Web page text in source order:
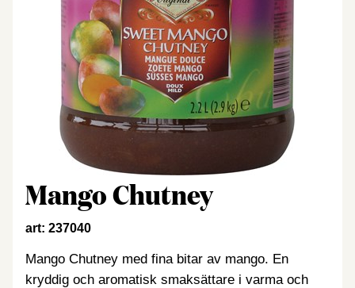
Mango Chutney
art: 237040
Mango Chutney med fina bitar av mango. En
kryddig och aromatisk smaksättare i varma och